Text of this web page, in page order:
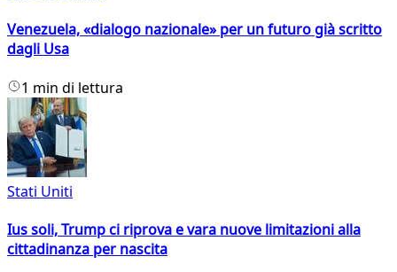
Venezuela, «dialogo nazionale» per un futuro già scritto
dagli Usa
1 min di lettura
Stati Uniti
Ius soli, Trump ci riprova e vara nuove limitazioni alla
cittadinanza per nascita